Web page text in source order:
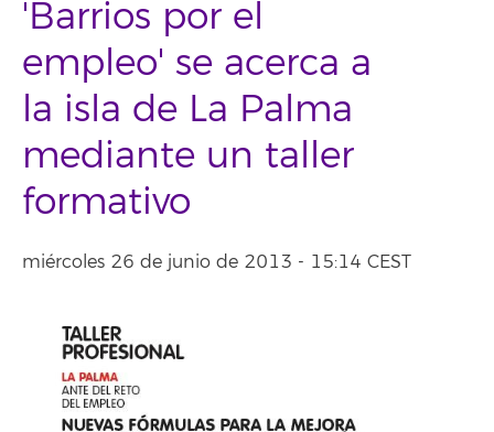
'Barrios por el
empleo' se acerca a
la isla de La Palma
mediante un taller
formativo
miércoles 26 de junio de 2013 - 15:14 CEST